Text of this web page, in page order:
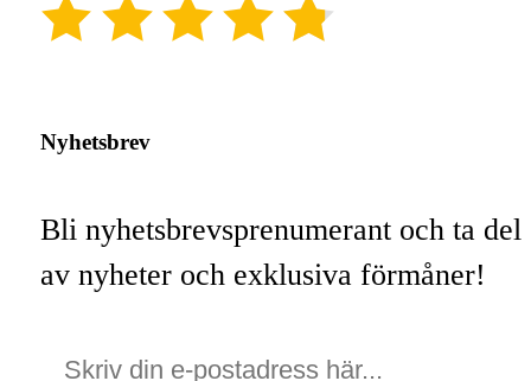
Nyhetsbrev
Bli nyhetsbrevsprenumerant och ta del
av nyheter och exklusiva förmåner!